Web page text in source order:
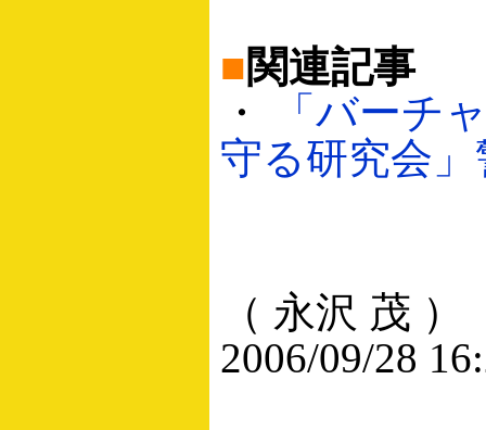
■関連記事
・
「バーチ
守る研究会」
（ 永沢 茂 ）
2006/09/28